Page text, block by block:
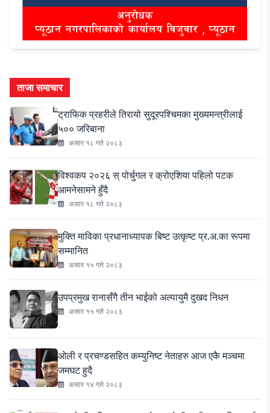
ताजा समाचार
ट्राफिक प्रहरीले तिरायो सुदूरपश्चिमका मुख्यमन्त्रीलाई
५०० जरिबाना
असार १८ गते २०८३
विश्वकप २०२६ स् पोर्चुगल र क्रोएशिया पहिलो पटक
आमनेसामने हुँदै
असार १८ गते २०८३
मुक्ति माविका प्रधानाध्यापक बिष्ट उत्कृष्ट प्र.अ.का रूपमा
सम्मानित
असार १५ गते २०८३
उपप्रमुख रानासँगै तीन भाईको अल्पायुमै दुखद निधन
असार १५ गते २०८३
ओली र प्रचण्डसहित कम्युनिष्ट नेताहरु आज एकै मञ्चमा
जमघट हुदै
असार १४ गते २०८३